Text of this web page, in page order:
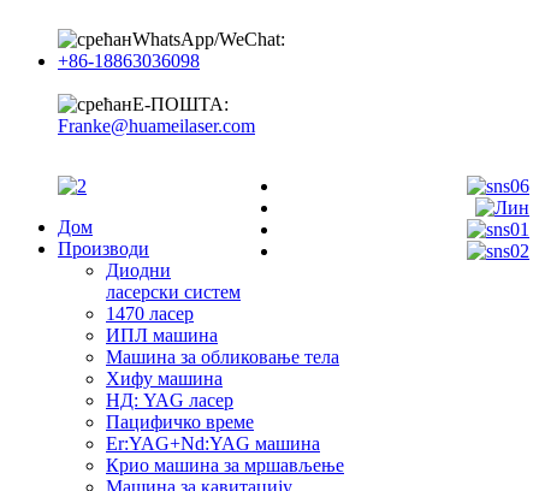
WhatsApp/WeChat:
+86-18863036098
Е-ПОШТА:
Franke@huameilaser.com
Дом
Производи
Диодни
ласерски систем
1470 ласер
ИПЛ машина
Машина за обликовање тела
Хифу машина
НД: YAG ласер
Пацифичко време
Er:YAG+Nd:YAG машина
Крио машина за мршављење
Машина за кавитацију